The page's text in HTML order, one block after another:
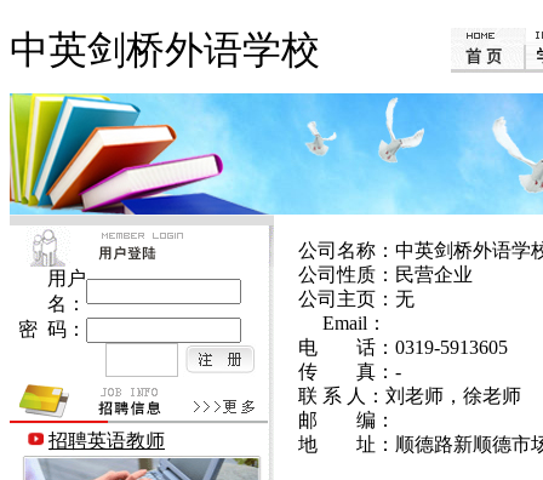
中英剑桥外语学校
用户
名：
密 码：
招聘英语教师
公司名称：中英剑桥外语学
公司性质：民营企业
公司主页：无
Email：
电 话：0319-5913605
传 真：-
联 系 人：刘老师，徐老师
邮 编：
地 址：顺德路新顺德市